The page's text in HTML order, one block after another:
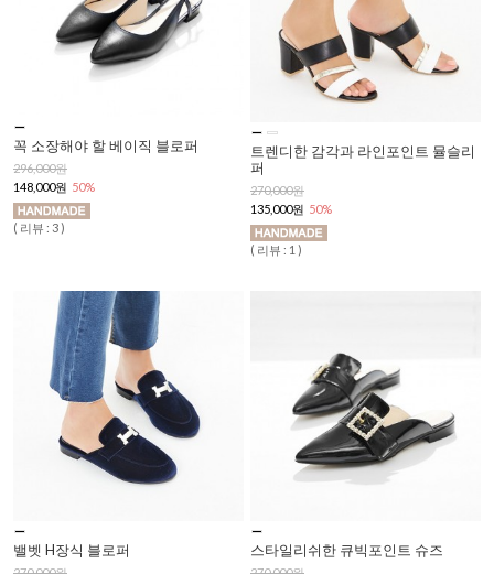
꼭 소장해야 할 베이직 블로퍼
296,000원
148,000원 50%
( 리뷰 : 3 )
트렌디한 감각과 라인포인트 뮬슬리
퍼
270,000원
135,000원 50%
( 리뷰 : 1 )
밸벳 H장식 블로퍼 스타일리쉬한 큐빅포인트 슈즈